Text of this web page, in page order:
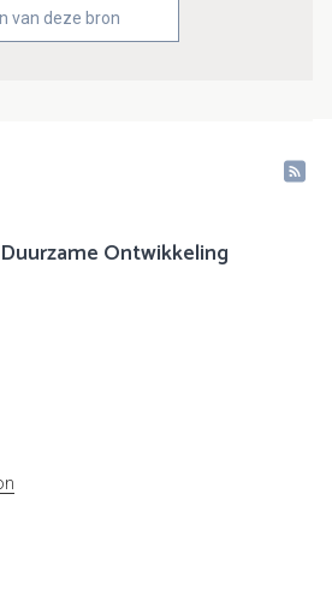
van deze bron
Ontwikkeling